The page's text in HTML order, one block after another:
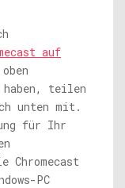
auf
haben, teilen
unten mit.
für Ihr
Chromecast
PC